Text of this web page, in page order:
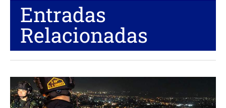
Entradas
Relacionadas